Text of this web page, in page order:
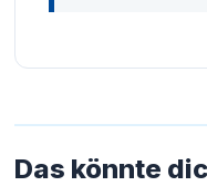
Das könnte